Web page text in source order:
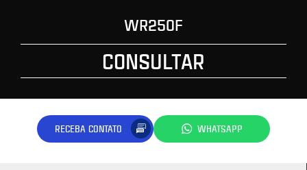
WR250F
CONSULTAR
RECEBA CONTATO WHATSAPP